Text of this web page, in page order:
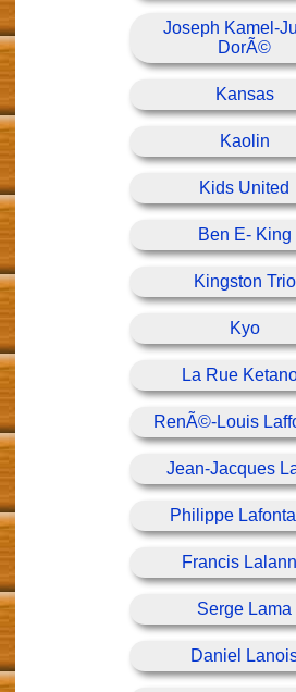
Joseph Kamel-
DorÃ©
Kansas
Kaolin
Kids United
Ben E- King
Kingston Trio
Kyo
La Rue
RenÃ©-Louis
Jean-Jacques
Philippe
Francis
Serge Lama
Daniel